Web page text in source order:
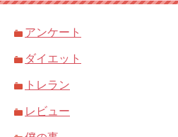
アンケート
ダイエット
トレラン
レビュー